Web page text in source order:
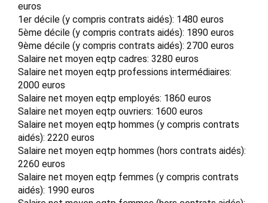
euros
1er décile (y compris contrats aidés): 1480 euros
5ème décile (y compris contrats aidés): 1890 euros
9ème décile (y compris contrats aidés): 2700 euros
Salaire net moyen eqtp cadres: 3280 euros
Salaire net moyen eqtp professions intermédiaires:
2000 euros
Salaire net moyen eqtp employés: 1860 euros
Salaire net moyen eqtp ouvriers: 1600 euros
Salaire net moyen eqtp hommes (y compris contrats
aidés): 2220 euros
Salaire net moyen eqtp hommes (hors contrats aidés):
2260 euros
Salaire net moyen eqtp femmes (y compris contrats
aidés): 1990 euros